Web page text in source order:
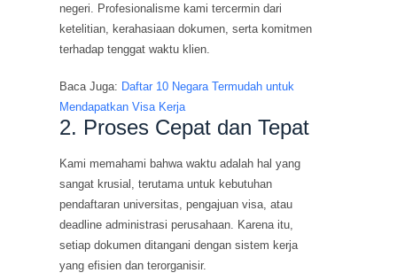
negeri. Profesionalisme kami tercermin dari
ketelitian, kerahasiaan dokumen, serta komitmen
terhadap tenggat waktu klien.
Baca Juga: Daftar 10 Negara Termudah untuk
Mendapatkan Visa Kerja
2. Proses Cepat dan Tepat
Kami memahami bahwa waktu adalah hal yang
sangat krusial, terutama untuk kebutuhan
pendaftaran universitas, pengajuan visa, atau
deadline administrasi perusahaan. Karena itu,
setiap dokumen ditangani dengan sistem kerja
yang efisien dan terorganisir.